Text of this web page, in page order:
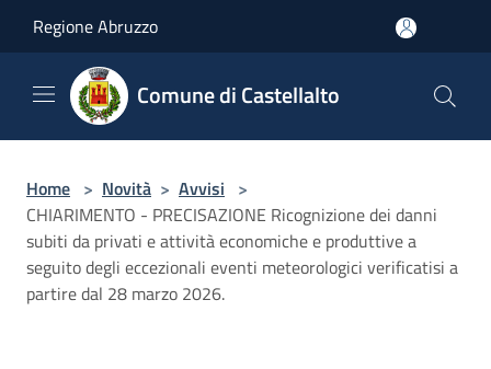
Regione Abruzzo
Comune di Castellalto
Home > Novità > Avvisi >
CHIARIMENTO - PRECISAZIONE Ricognizione dei danni
subiti da privati e attività economiche e produttive a
seguito degli eccezionali eventi meteorologici verificatisi a
partire dal 28 marzo 2026.